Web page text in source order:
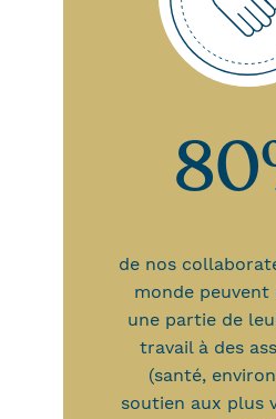
de nos
monde peuvent
une partie de
travail à des
(santé,
soutien aux plus